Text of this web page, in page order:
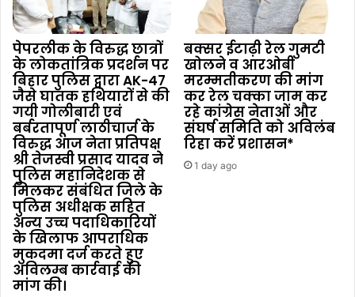
पेपरलीक के विरुद्ध छात्रों
के लोकतांत्रिक प्रदर्शन पर
बिहार पुलिस द्वारा AK-47
जैसे घातक हथियारों से की
गयी गोलीबारी एवं
बर्बरतापूर्ण लाठीचार्ज के
विरुद्ध आज नेता प्रतिपक्ष
श्री तेजस्वी प्रसाद यादव ने
पुलिस महानिदेशक से
मिलकर संबंधित जिले के
पुलिस अधीक्षक सहित
अन्य उच्च पदाधिकारियों
के खिलाफ आपराधिक
मुकदमा दर्ज करते हुए
अविलम्ब कार्रवाई की
मांग की।
बक्सर ईटाढ़ी रेल गुमटी
खोलने व आरओबी
मरम्मतीकरण की मांग
कर रेल चक्का जाम कर
रहे कांग्रेस नेताओं और
संघर्ष समिति को अविलंब
रिहा करें प्रशासन*
1 day ago